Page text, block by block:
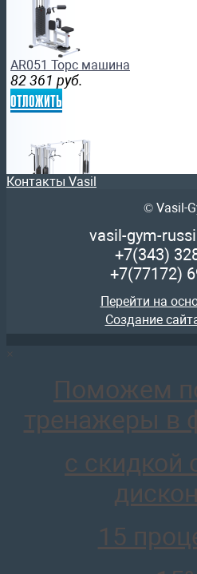
AR051 Торс машина
82 361 руб.
отложить
AR093х5х100 Блочная станция
отложить
AR086.1х2400 Биотонус-1
Контакты Vasil
© Vasil-
vasil-gym-
+7(343)
+7(77172)
Перейти на
Создание
×
Поможем
тренажеры в
с скидкой
15